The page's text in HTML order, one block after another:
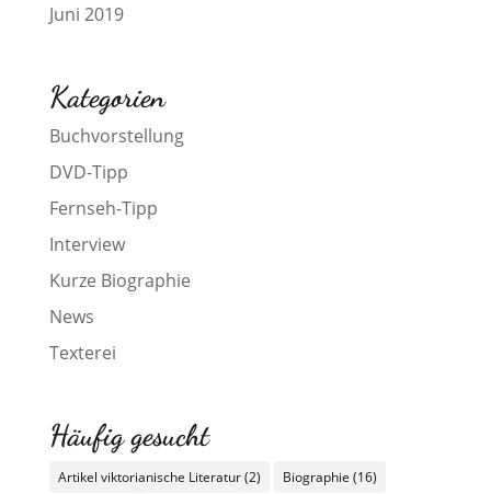
Juni 2019
Kategorien
Buchvorstellung
DVD-Tipp
Fernseh-Tipp
Interview
Kurze Biographie
News
Texterei
Häufig gesucht
Artikel viktorianische Literatur(2) Biographie (16)